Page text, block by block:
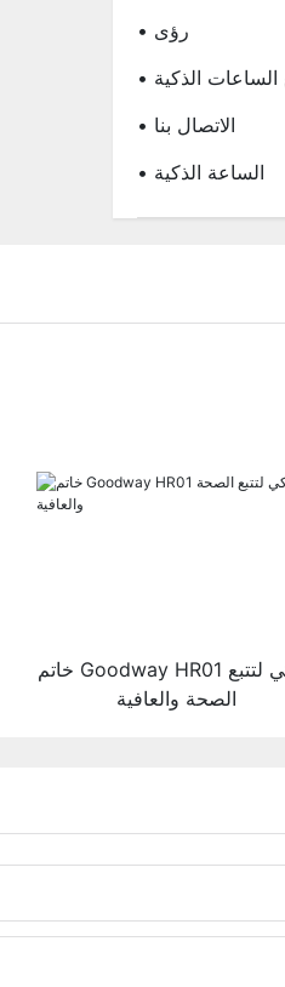
• رؤى
الساعات الذكية
• الاتصال بنا
• الساعة الذكية
خاتم Goodway HR01 الذكي لتتبع
الصحة والعافية